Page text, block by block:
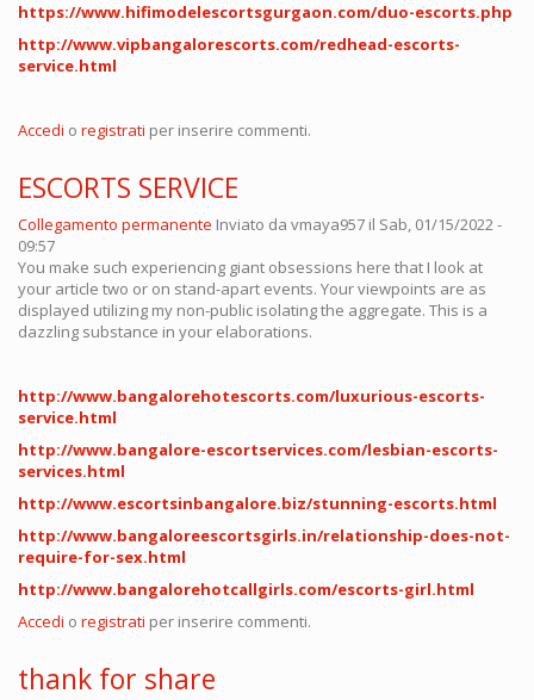
https://www.hifimodelescortsgurgaon.com/duo-escorts.php
http://www.vipbangalorescorts.com/redhead-escorts-
service.html
Accedi o registrati per inserire commenti.
ESCORTS SERVICE
Collegamento permanente Inviato da vmaya957 il Sab, 01/15/2022 -
09:57
You make such experiencing giant obsessions here that I look at
your article two or on stand-apart events. Your viewpoints are as
displayed utilizing my non-public isolating the aggregate. This is a
dazzling substance in your elaborations.
http://www.bangalorehotescorts.com/luxurious-escorts-
service.html
http://www.bangalore-escortservices.com/lesbian-escorts-
services.html
http://www.escortsinbangalore.biz/stunning-escorts.html
http://www.bangaloreescortsgirls.in/relationship-does-not-
require-for-sex.html
http://www.bangalorehotcallgirls.com/escorts-girl.html
Accedi o registrati per inserire commenti.
thank for share